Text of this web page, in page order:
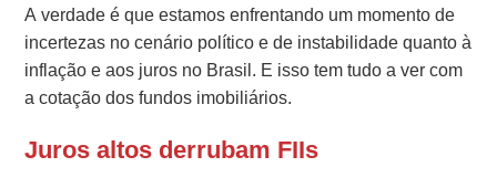
A verdade é que estamos enfrentando um momento de
incertezas no cenário político e de instabilidade quanto à
inflação e aos juros no Brasil. E isso tem tudo a ver com
a cotação dos fundos imobiliários.
Juros altos derrubam FIIs